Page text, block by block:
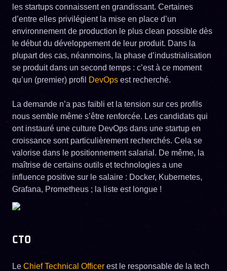
les startups connaissent en grandissant. Certaines
d’entre elles privilégient la mise en place d’un
environnement de production le plus clean possible dès
le début du développement de leur produit. Dans la
plupart des cas, néanmoins, la phase d’industrialisation
se produit dans un second temps : c’est à ce moment
qu’un (premier) profil
DevOps est recherché.
La demande n’a pas faibli et la tension sur ces profils
nous semble même s’être renforcée. Les candidats qui
ont instauré une culture DevOps dans une startup en
croissance sont particulièrement recherchés. Cela se
valorise dans le positionnement salarial. De même, la
maîtrise de certains outils et technologies a une
influence positive sur le salaire : Docker, Kubernetes,
Grafana, Prometheus ; la liste est longue !
CTO
Le Chief Technical Officer est le responsable de la tech